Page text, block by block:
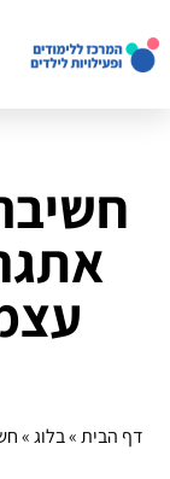
דף הבית»בלוג»